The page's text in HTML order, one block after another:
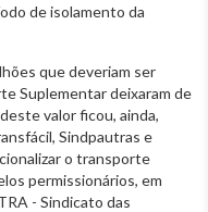
de isolamento da
que deveriam ser
Suplementar deixaram de
valor ficou, ainda,
Sindpautras e
o transporte
permissionários, em
- Sindicato das